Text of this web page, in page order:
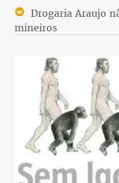
Drogaria Araujo
mineiros